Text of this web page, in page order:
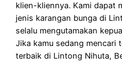
klien-kliennya. Kami dapat
jenis karangan bunga di
selalu mengutamakan
Jika kamu sedang mencari
terbaik di Lintong Nihuta,